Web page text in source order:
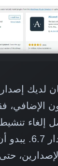
لديك
الإضافي،
إلغاء
الإصدار